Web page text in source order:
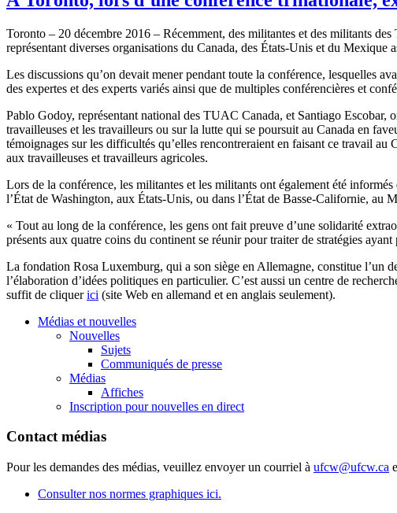
Toronto – 20 décembre 2016 – Récemment, des militantes et des militants
représentant diverses organisations du Canada, des États-Unis et du
Les discussions qu’on devait mener pendant toute la conférence, lesquelles
des expertes et des experts variés ainsi que de multiples conférencières et
Pablo Godoy, représentant national des TUAC Canada, et Santiago
travailleuses et les travailleurs ou sur la lutte qui se poursuit au Canada en
témoignages sur les difficultés qu’elles rencontreraient en faisant ce travail au
aux travailleuses et travailleurs agricoles.
Lors de la conférence, les militantes et les militants ont également été
l’État de Washington, aux États-Unis, ou dans l’État de Basse-Californie, au
« Tout au long de la conférence, les gens ont fait preuve d’une solidarité
présents aux quatre coins du continent se réunir pour traiter de stratégies
La fondation Rosa Luxemburg, qui a son siège en Allemagne, constitue l’un
l’élaboration d’idées politiques en particulier. C’est aussi un centre de
suffit de cliquerici (site Web en allemand et en anglais seulement).
Médias et nouvelles
Nouvelles
Sujets
Communiqués de presse
Médias
Affiches
Inscription pour nouvelles en direct
Contact médias
Pour les demandes des médias, veuillez envoyer un courriel à ufcw@ufcw.ca
Consulter nos normes graphiques ici.